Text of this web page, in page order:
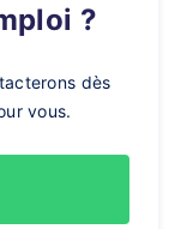
?
dès
vous.